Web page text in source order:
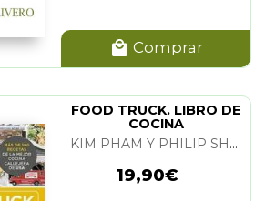
Comprar
FOOD TRUCK. LIBRO DE
COCINA
KIM PHAM Y PHILIP SHEN
19,90€